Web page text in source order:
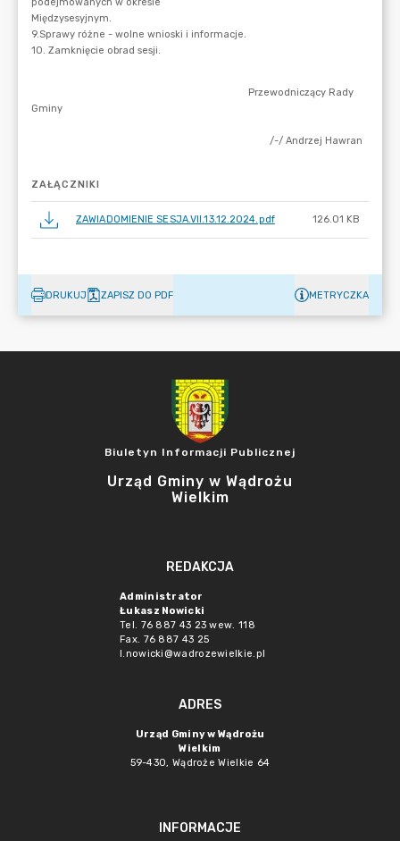
ZAŁĄCZNIKI
ZAWIADOMIENIE SESJA.VII.13.12.2024.pdf 126.01 KB
DRUKUJ ZAPISZ DO PDF METRYCZKA
Biuletyn Informacji Publicznej
Urząd Gminy w Wądrożu
Wielkim
REDAKCJA
Administrator
Łukasz Nowicki
Tel. 76 887 43 23 wew. 118
Fax. 76 887 43 25
l.nowicki@wadrozewielkie.pl
ADRES
Urząd Gminy w Wądrożu
Wielkim
59-430, Wądroże Wielkie 64
INFORMACJE